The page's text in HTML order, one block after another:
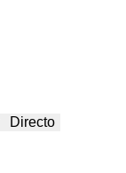
Directo